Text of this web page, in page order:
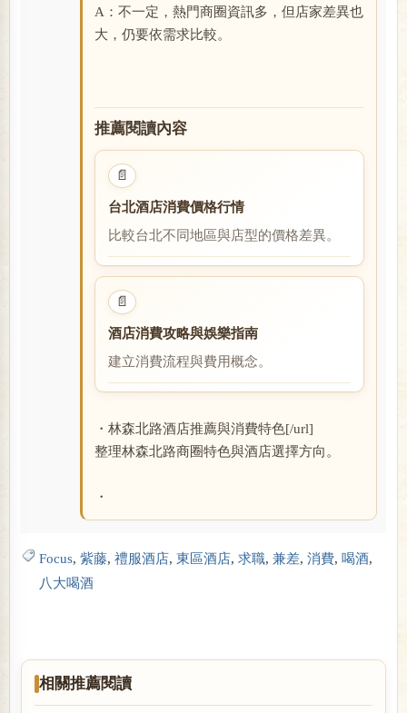
A：不一定，熱門商圈資訊多，但店家差異也
大，仍要依需求比較。
推薦閱讀內容
📄
台北酒店消費價格行情
比較台北不同地區與店型的價格差異。
閱讀全文
📄
酒店消費攻略與娛樂指南
建立消費流程與費用概念。
・林森北路酒店推薦與消費特色[/url]
整理林森北路商圈特色與酒店選擇方向。
・
Focus, 紫藤, 禮服酒店, 東區酒店, 求職, 兼差, 消費, 喝酒,
八大喝酒
相關推薦閱讀